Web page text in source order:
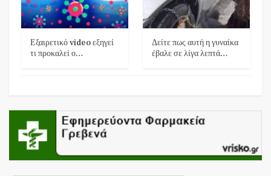
Εξαιρετικό video εξηγεί
τι προκαλεί ο…
Δείτε πως αυτή η γυναίκα
έβαλε σε λίγα λεπτά…